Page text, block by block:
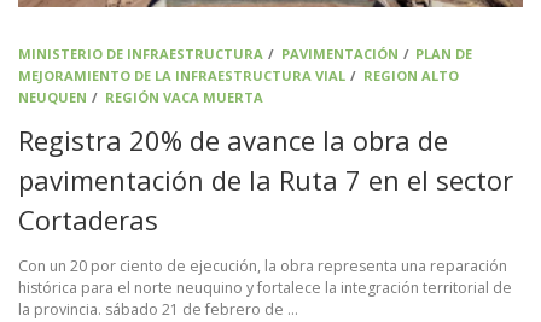
MINISTERIO DE INFRAESTRUCTURA / PAVIMENTACIÓN / PLAN DE
MEJORAMIENTO DE LA INFRAESTRUCTURA VIAL / REGION ALTO
NEUQUEN / REGIÓN VACA MUERTA
Registra 20% de avance la obra de
pavimentación de la Ruta 7 en el sector
Cortaderas
Con un 20 por ciento de ejecución, la obra representa una reparación
histórica para el norte neuquino y fortalece la integración territorial de
la provincia. sábado 21 de febrero de …